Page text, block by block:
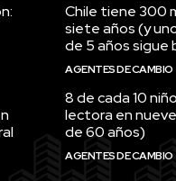
Chile tiene 300
siete años (y
de 5 años sigue
AGENTES DE CAMBIO
8 de cada 10
lectora en
de 60 años)
AGENTES DE CAMBIO